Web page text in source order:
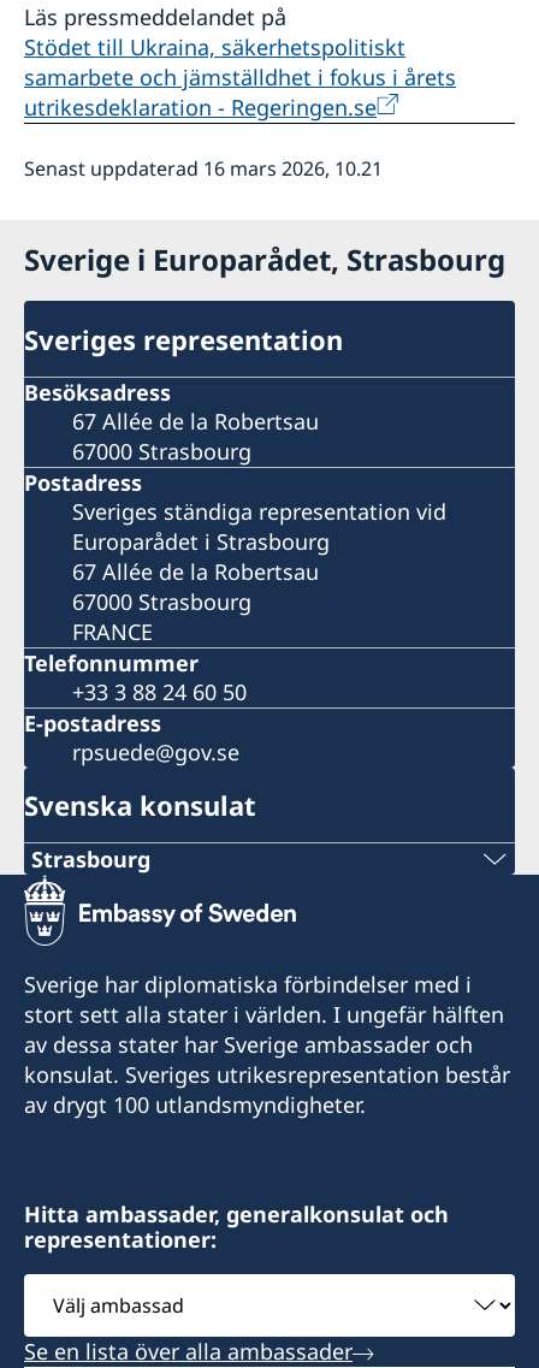
Läs pressmeddelandet på
Stödet till Ukraina, säkerhetspolitiskt
samarbete och jämställdhet i fokus i årets
utrikesdeklaration - Regeringen.se
Senast uppdaterad 16 mars 2026, 10.21
Sverige i Europarådet, Strasbourg
Sveriges representation
Besöksadress
67 Allée de la Robertsau
67000 Strasbourg
Postadress
Sveriges ständiga representation vid
Europarådet i Strasbourg
67 Allée de la Robertsau
67000 Strasbourg
FRANCE
Telefonnummer
+33 3 88 24 60 50
E-postadress
rpsuede@gov.se
Svenska konsulat
Strasbourg
Tel:
+33 6 31 11 88 03
E-mail:
consulat.suede.strasbourg@wanadoo.fr
Öppettider: enbart med tidsbeställning.
Christina Krüger
Sverige har diplomatiska förbindelser med i
stort sett alla stater i världen. I ungefär hälften
av dessa stater har Sverige ambassader och
konsulat. Sveriges utrikesrepresentation består
av drygt 100 utlandsmyndigheter.
Hitta ambassader, generalkonsulat och
representationer:
Välj
ambassad
Se en lista över alla ambassader